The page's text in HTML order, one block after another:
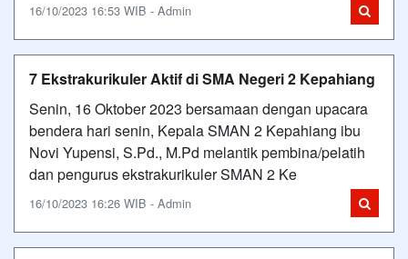
16/10/2023 16:53 WIB - Admin
7 Ekstrakurikuler Aktif di SMA Negeri 2 Kepahiang
Senin, 16 Oktober 2023 bersamaan dengan upacara
bendera hari senin, Kepala SMAN 2 Kepahiang ibu
Novi Yupensi, S.Pd., M.Pd melantik pembina/pelatih
dan pengurus ekstrakurikuler SMAN 2 Ke
16/10/2023 16:26 WIB - Admin